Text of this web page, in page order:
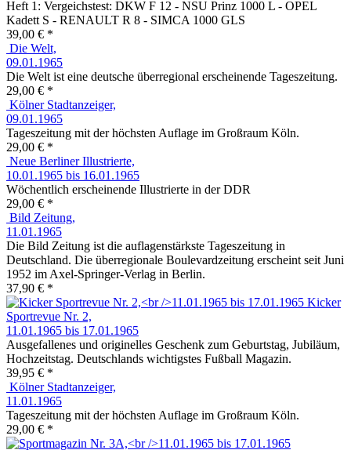
Heft 1: Vergeichstest: DKW F 12 - NSU Prinz 1000 L - OPEL
Kadett S - RENAULT R 8 - SIMCA 1000 GLS
39,00 € *
Die Welt,
09.01.1965
Die Welt ist eine deutsche überregional erscheinende Tageszeitung.
29,00 € *
Kölner Stadtanzeiger,
09.01.1965
Tageszeitung mit der höchsten Auflage im Großraum Köln.
29,00 € *
Neue Berliner Illustrierte,
10.01.1965 bis 16.01.1965
Wöchentlich erscheinende Illustrierte in der DDR
29,00 € *
Bild Zeitung,
11.01.1965
Die Bild Zeitung ist die auflagenstärkste Tageszeitung in
Deutschland. Die überregionale Boulevardzeitung erscheint seit Juni
1952 im Axel-Springer-Verlag in Berlin.
37,90 € *
Kicker
Sportrevue Nr. 2,
11.01.1965 bis 17.01.1965
Ausgefallenes und originelles Geschenk zum Geburtstag, Jubiläum,
Hochzeitstag. Deutschlands wichtigstes Fußball Magazin.
39,95 € *
Kölner Stadtanzeiger,
11.01.1965
Tageszeitung mit der höchsten Auflage im Großraum Köln.
29,00 € *